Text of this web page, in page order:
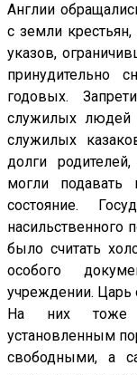
Англии
с земли
указов,
принудительно
годовых.
служилых людей
служилых
долги
могли
состояние.
насильственного
было считать
особого
учреждении. Царь
На них тоже
установленным
свободными, а